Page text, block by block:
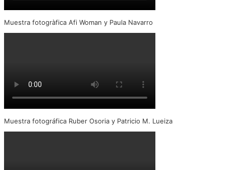
Muestra fotogràfica Afi Woman y Paula Navarro
Muestra fotográfica Ruber Osoria y Patricio M. Lueiza